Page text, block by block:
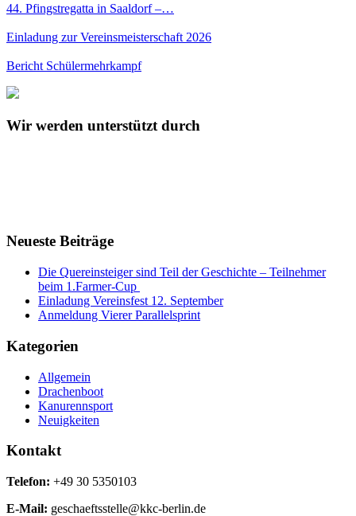
44. Pfingstregatta in Saaldorf –…
Einladung zur Vereinsmeisterschaft 2026
Bericht Schülermehrkampf
Wir werden unterstützt durch
Neueste Beiträge
Die Quereinsteiger sind Teil der Geschichte – Teilnehmer
beim 1.Farmer-Cup
Einladung Vereinsfest 12. September
Anmeldung Vierer Parallelsprint
Kategorien
Allgemein
Drachenboot
Kanurennsport
Neuigkeiten
Kontakt
Telefon: +49 30 5350103
E-Mail: geschaeftsstelle@kkc-berlin.de